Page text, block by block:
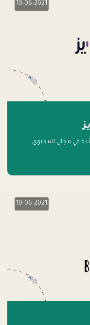
10-06-2021
في مجال المحتوى
10-06-2021